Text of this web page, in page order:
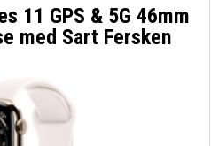
11 GPS & 5G 46mm
med Sart Fersken